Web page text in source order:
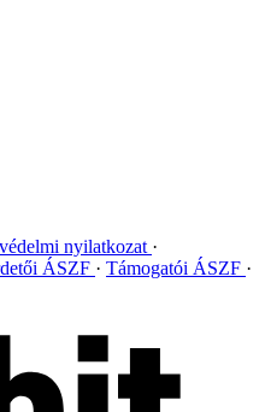
nyilatkozat
ÁSZF
Támogatói ÁSZF